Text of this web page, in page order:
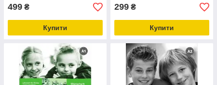
499 ₴
Купити
299 ₴
Купити